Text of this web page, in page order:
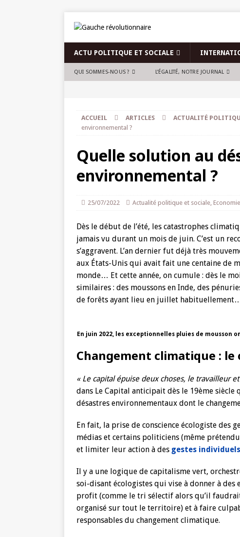
ACTU POLITIQUE ET SOCIALE
QUI SOMMES-NOUS ? L’ÉGALITÉ, NOTRE JOURNAL
ACCUEIL ARTICLES ACTUALITÉ
environnemental ?
Quelle solution au
environnemental ?
25/07/2022 Actualité politique et sociale, Economie
Dès le début de l’été, les catastrophes
jamais vu durant un mois de juin. C’est un
s’aggravent. L’an dernier fut déjà très
aux États-Unis qui avait fait une centaine de
monde… Et cette année, on cumule : dès le
similaires : des moussons en Inde, des
de forêts ayant lieu en juillet
En juin 2022, les exceptionnelles pluies de
Changement climatique : le
« Le capital épuise deux choses, le travailleur
dans Le Capital anticipait dès le 19ème
désastres environnementaux dont le
En fait, la prise de conscience écologiste des
médias et certains politiciens (même
et limiter leur action à des gestes individuels
Il y a une logique de capitalisme vert,
soi-disant écologistes qui vise à donner à
profit (comme le tri sélectif alors qu’il
organisé sur tout le territoire) et à faire
responsables du changement climatique.